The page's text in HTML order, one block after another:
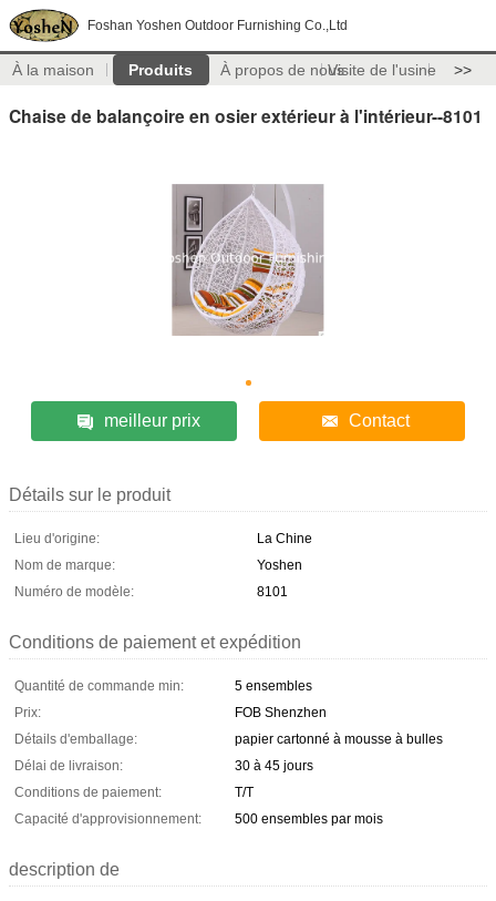
Foshan Yoshen Outdoor Furnishing Co.,Ltd
À la maison Produits À propos de nousVisite de l'usine >>
Chaise de balançoire en osier extérieur à l'intérieur--8101
meilleur prix Contact
Détails sur le produit
Lieu d'origine:
La Chine
Nom de marque:
Yoshen
Numéro de modèle:
8101
Conditions de paiement et expédition
Quantité de commande min:
5 ensembles
Prix:
FOB Shenzhen
Détails d'emballage:
papier cartonné à mousse à bulles
Délai de livraison:
30 à 45 jours
Conditions de paiement:
T/T
Capacité d'approvisionnement:
500 ensembles par mois
description de